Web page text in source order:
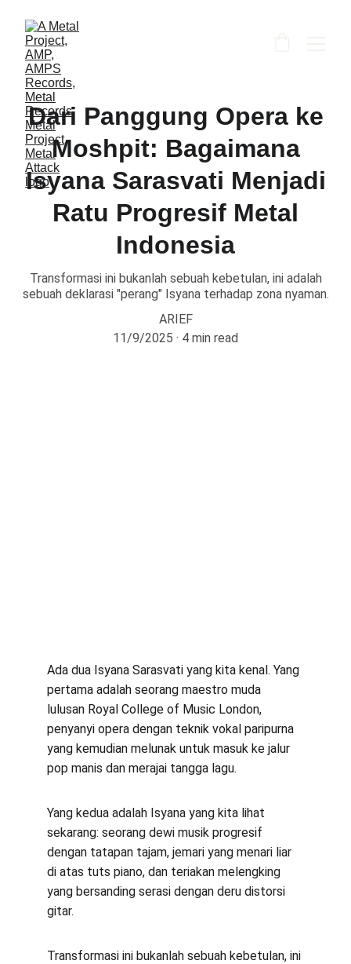
Dari Panggung Opera ke
Moshpit: Bagaimana
Isyana Sarasvati Menjadi
Ratu Progresif Metal
Indonesia
Transformasi ini bukanlah sebuah kebetulan, ini adalah
sebuah deklarasi "perang" Isyana terhadap zona nyaman.
ARIEF
11/9/2025
4 min read
Ada dua Isyana Sarasvati yang kita kenal. Yang
pertama adalah seorang maestro muda
lulusan Royal College of Music London,
penyanyi opera dengan teknik vokal paripurna
yang kemudian melunak untuk masuk ke jalur
pop manis dan merajai tangga lagu.
Yang kedua adalah Isyana yang kita lihat
sekarang: seorang dewi musik progresif
dengan tatapan tajam, jemari yang menari liar
di atas tuts piano, dan teriakan melengking
yang bersanding serasi dengan deru distorsi
gitar.
Transformasi ini bukanlah sebuah kebetulan, ini